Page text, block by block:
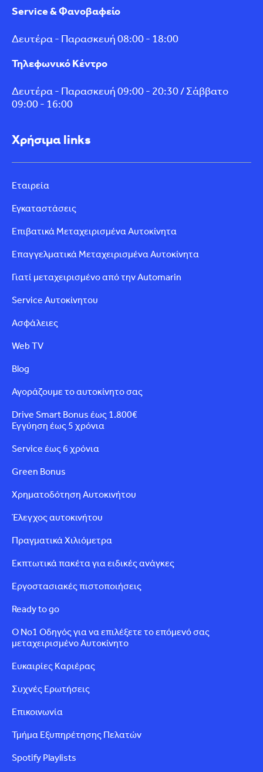
Service & Φανοβαφείο
Δευτέρα - Παρασκευή 08:00 - 18:00
Τηλεφωνικό Κέντρο
Δευτέρα - Παρασκευή 09:00 - 20:30 / Σάββατο
09:00 - 16:00
Χρήσιμα links
Εταιρεία
Εγκαταστάσεις
Επιβατικά Μεταχειρισμένα Αυτοκίνητα
Επαγγελματικά Μεταχειρισμένα Αυτοκίνητα
Γιατί μεταχειρισμένο από την Automarin
Service Αυτοκίνητου
Ασφάλειες
Web TV
Blog
Αγοράζουμε το αυτοκίνητο σας
Drive Smart Bonus έως 1.800€
Εγγύηση έως 5 χρόνια
Service έως 6 χρόνια
Green Bonus
Χρηματοδότηση Αυτοκινήτου
Έλεγχος αυτοκινήτου
Πραγματικά Χιλιόμετρα
Εκπτωτικά πακέτα για ειδικές ανάγκες
Εργοστασιακές πιστοποιήσεις
Ready to go
Ο Νο1 Οδηγός για να επιλέξετε το επόμενό σας
μεταχειρισμένο Αυτοκίνητο
Ευκαιρίες Καριέρας
Συχνές Ερωτήσεις
Επικοινωνία
Τμήμα Εξυπηρέτησης Πελατών
Spotify Playlists